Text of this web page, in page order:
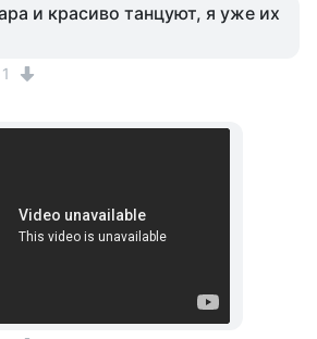
и красиво танцуют, я уже их
1